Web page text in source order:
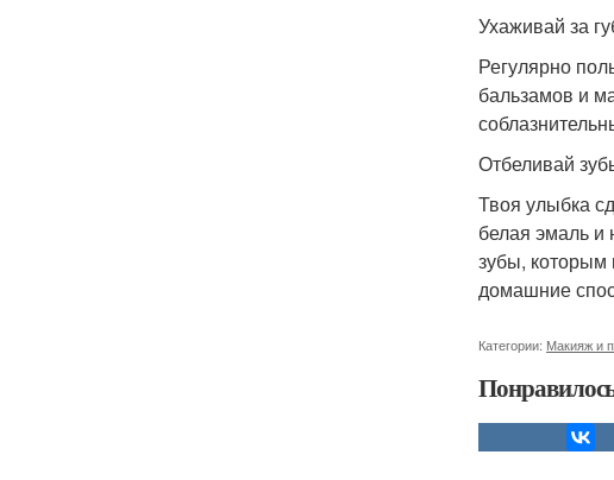
Ухаживай за
Регулярно
бальзамов и
Отбеливай
Твоя улыбка
белая эмаль и
зубы, которым
домашние
Категории: Макияж и